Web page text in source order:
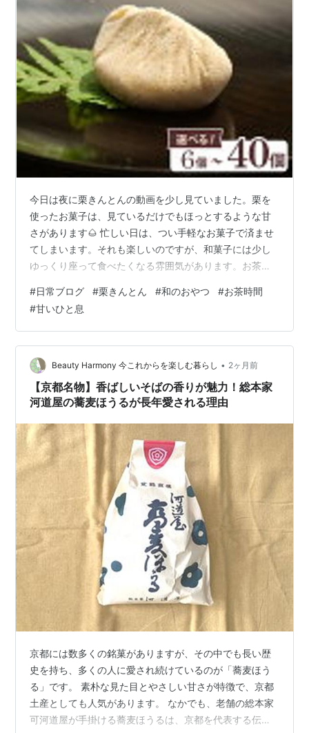
今日は夜に栗きんとんの動画を少し見ていました。栗を
使ったお菓子は、見ているだけでもほっとするような甘
さがあります🌰 忙しい日は、つい手軽なお菓子で済ませ
てしまいます。それも楽しいのですが、和菓子には少し
ゆっくり座って食べたくなる雰囲気があります。お茶を
寧な場所になる気がします。 栗きんとんは、なめらかさ
やほくほくした感じを想像するだけで、秋や冬の空気ま
で一緒に思い出します。季節のものを食べる時間は、暮
らしを静かに整えてくれるのかもしれません🌿 今日は動
画を眺めただけでしたが、次の休みにお茶の時間を作り
たくなりました。小さな甘さで気持ちがやわらぐ…
#日常ブログ #栗きんとん #和のおやつ #お茶時間
#甘いひと息
Beauty Harmony 今これからを楽しむ暮らし • 2ヶ月前
【京都名物】香ばしいそばの香りが魅力！総本家
河道屋の蕎麦ほうるが長年愛される理由
京都には数多くの銘菓がありますが、その中でも長い歴
史を持ち、多くの人に愛され続けているのが「蕎麦ほう
る」です。 素朴な見た目とやさしい甘さが特徴で、京都
土産としても人気があります。 なかでも、老舗の総本家
可河道屋が手掛ける蕎麦ほうるは、京都を代表する伝統